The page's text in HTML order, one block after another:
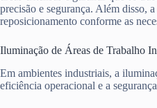
precisão e segurança. Além disso,
reposicionamento conforme as
Iluminação de Áreas de Trabalho
Em ambientes industriais, a
eficiência operacional e a